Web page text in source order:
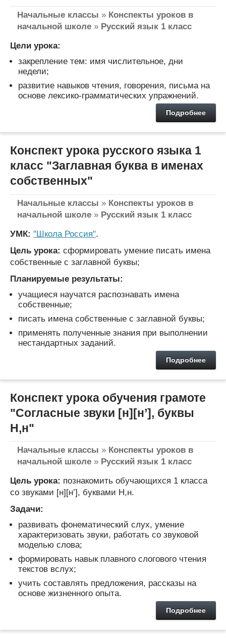
Начальные классы » Конспекты уроков в
начальной школе » Русский язык 1 класс
Цели урока:
закрепление тем: имя числительное, дни
недели;
развитие навыков чтения, говорения, письма на
основе лексико-грамматических упражнений.
Подробнее
Конспект урока русского языка 1
класс "Заглавная буква в именах
собственных"
Начальные классы » Конспекты уроков в
начальной школе » Русский язык 1 класс
УМК: "Школа Россия".
Цель урока: сформировать умение писать имена
собственные с заглавной буквы;
Планируемые результаты:
учащиеся научатся распознавать имена
собственные;
писать имена собственные с заглавной буквы;
применять полученные знания при выполнении
нестандартных заданий.
Подробнее
Конспект урока обучения грамоте
"Согласные звуки [н][н’], буквы
Н,н"
Начальные классы » Конспекты уроков в
начальной школе » Русский язык 1 класс
Цель урока: познакомить обучающихся 1 класса
со звуками [н][н’], буквами Н,н.
Задачи:
развивать фонематический слух, умение
характеризовать звуки, работать со звуковой
моделью слова;
формировать навык плавного слогового чтения
текстов вслух;
учить составлять предложения, рассказы на
основе жизненного опыта.
Подробнее